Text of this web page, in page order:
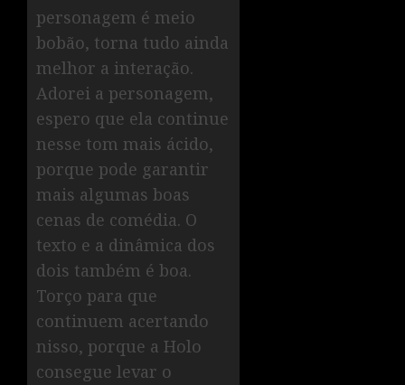
personagem é meio
bobão, torna tudo ainda
melhor a interação.
Adorei a personagem,
espero que ela continue
nesse tom mais ácido,
porque pode garantir
mais algumas boas
cenas de comédia. O
texto e a dinâmica dos
dois também é boa.
Torço para que
continuem acertando
nisso, porque a Holo
consegue levar o